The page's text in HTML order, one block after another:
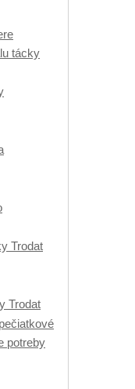
tácky
Trodat
Trodat
potreby